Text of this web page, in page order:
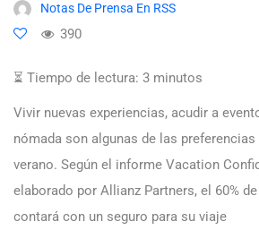
Notas De Prensa En RSS
390
⏳ Tiempo de lectura: 3 minutos
Vivir nuevas experiencias, acudir a
nómada son algunas de las
verano. Según el informe Vacation
elaborado por Allianz Partners, el 60%
contará con un seguro para su viaje